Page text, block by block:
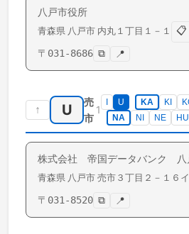
八戸市役所
青森県 八戸市 内丸 １丁目１－１
📋
〒 031-8686 ⧉ 📍
↑ U
売
市
1
U KA KI
NA
NI NE HU
株式会社 帝国データバンク 八
青森県 八戸市 売市 ３丁目２－１６
〒 031-8520 ⧉ 📍